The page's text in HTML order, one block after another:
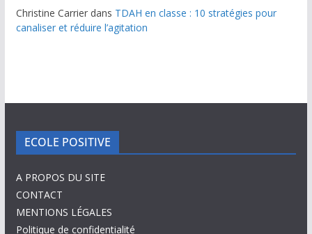
Christine Carrierdans TDAH en classe : 10 stratégies pour
canaliser et réduire l’agitation
ECOLE POSITIVE
A PROPOS DU SITE
CONTACT
MENTIONS LÉGALES
Politique de confidentialité